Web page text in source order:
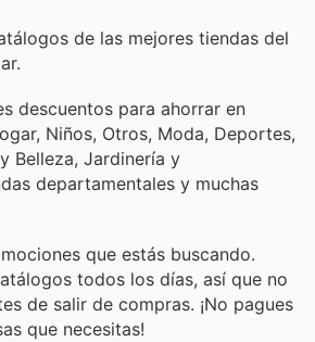
de las mejores tiendas del
descuentos para ahorrar en
Niños, Otros, Moda, Deportes,
Belleza, Jardinería y
departamentales y muchas
que estás buscando.
todos los días, así que no
de salir de compras. ¡No pagues
que necesitas!